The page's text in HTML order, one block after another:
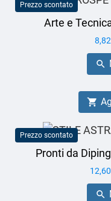
Prezzo scontato
Arte e


Prezzo scontato
Pronti da
